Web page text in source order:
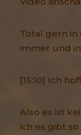
Total gern in
immer und
[15:10] Ich
Also es ist
ich es gibt